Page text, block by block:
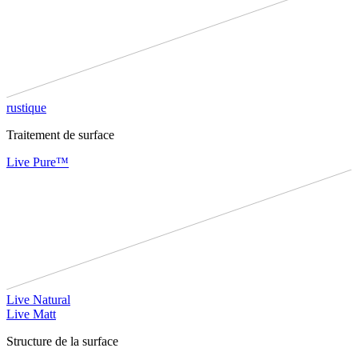
rustique
Traitement de surface
Live Pure™
Live Natural
Live Matt
Structure de la surface